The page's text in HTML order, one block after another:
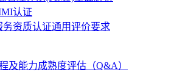
认证
务资质认证通用评价要求
及能力成熟度评估（Q&A）